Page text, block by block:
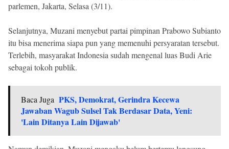
parlemen, Jakarta, Selasa (3/11).
Selanjutnya, Muzani menyebut partai pimpinan Prabowo Subianto
itu bisa menerima siapa pun yang memenuhi persyaratan tersebut.
Terlebih, masyarakat Indonesia sudah mengenal luas Budi Arie
sebagai tokoh publik.
Baca Juga PKS, Demokrat, Gerindra Kecewa
Jawaban Wagub Sulsel Tak Berdasar Data, Yeni:
'Lain Ditanya Lain Dijawab'